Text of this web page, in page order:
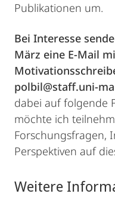
Publikationen um.
Bei Interesse
März eine E-Mail
polbil@staff.uni-
dabei auf folgende
möchte ich
Forschungsfragen,
Perspektiven auf
Weitere